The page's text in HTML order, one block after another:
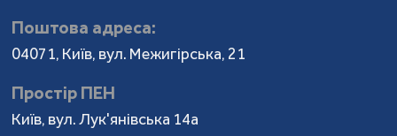
Поштова адреса:
04071, Київ, вул. Межигірська, 21
Простір ПЕН
Київ, вул. Лук'янівська 14а